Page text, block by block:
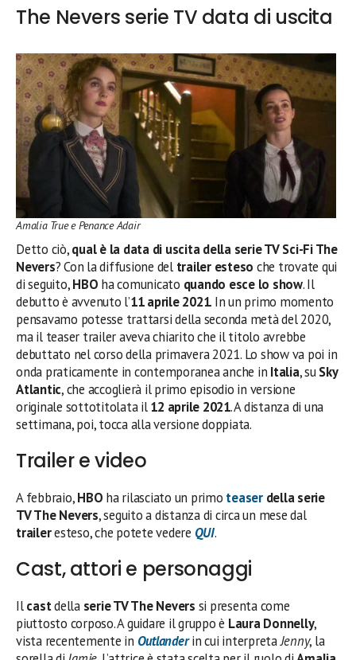
The Nevers serie TV data di uscita
Amalia True e Penance Adair
Detto ciò,qual è la data di uscita della serie TV Sci-Fi The
Nevers? Con la diffusione deltrailer esteso che trovate qui
di seguito,HBO ha comunicato quando esce lo show. Il
debutto è avvenuto l’11 aprile 2021. In un primo momento
pensavamo potesse trattarsi della seconda metà del 2020,
ma il teaser trailer aveva chiarito che il titolo avrebbe
debuttato nel corso della primavera 2021. Lo show va poi in
onda praticamente in contemporanea anche in Italia, suSky
Atlantic, che accoglierà il primo episodio in versione
originale sottotitolata il12 aprile 2021. A distanza di una
settimana, poi, tocca alla versione doppiata.
Trailer e video
A febbraio,HBO ha rilasciato un primo teaserdella serie
TV The Nevers, seguito a distanza di circa un mese dal
traileresteso, che potete vedere QUI.
Cast, attori e personaggi
Ilcastdella serie TV The Nevers si presenta come
piuttosto corposo. A guidare il gruppo è Laura Donnelly,
vista recentemente in Outlander in cui interpretaJenny, la